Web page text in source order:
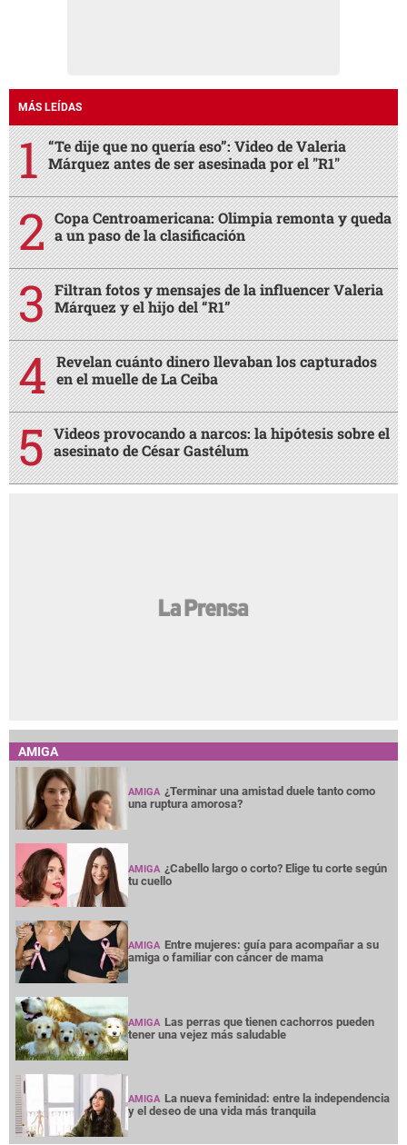
MÁS LEÍDAS
“Te dije que no quería eso”: Video de Valeria
Márquez antes de ser asesinada por el "R1"
Copa Centroamericana: Olimpia remonta y queda
a un paso de la clasificación
Filtran fotos y mensajes de la influencer Valeria
Márquez y el hijo del “R1”
Revelan cuánto dinero llevaban los capturados
en el muelle de La Ceiba
Videos provocando a narcos: la hipótesis sobre el
asesinato de César Gastélum
AMIGA
AMIGA ¿Terminar una amistad duele tanto como
una ruptura amorosa?
AMIGA ¿Cabello largo o corto? Elige tu corte según
tu cuello
AMIGA Entre mujeres: guía para acompañar a su
amiga o familiar con cáncer de mama
AMIGA Las perras que tienen cachorros pueden
tener una vejez más saludable
AMIGA La nueva feminidad: entre la independencia
y el deseo de una vida más tranquila